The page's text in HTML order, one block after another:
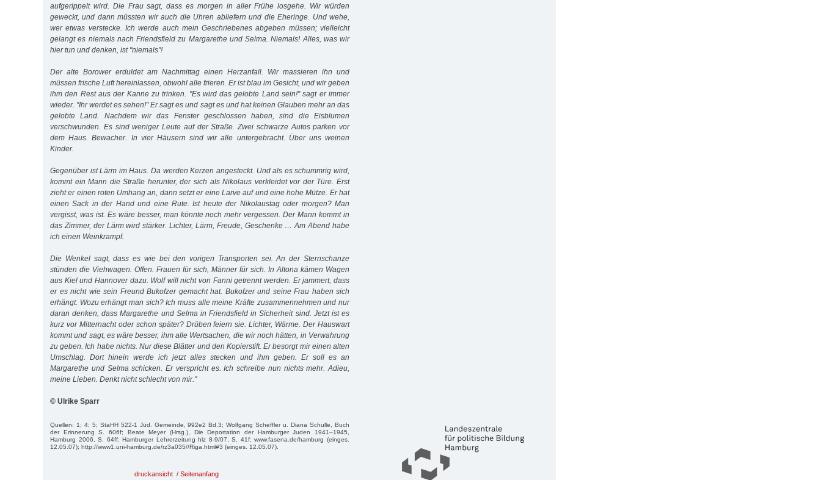
aufgerippelt wird. Die Frau sagt, dass es morgen in aller Frühe losgehe. Wir würden
geweckt, und dann müssten wir auch die Uhren abliefern und die Eheringe. Und wehe,
wer etwas verstecke. Ich werde auch mein Geschriebenes abgeben müssen; vielleicht
gelangt es niemals nach Friendsfield zu Margarethe und Selma. Niemals! Alles, was wir
hier tun und denken, ist "niemals"!
Der alte Borower erduldet am Nachmittag einen Herzanfall. Wir massieren ihn und
müssen frische Luft hereinlassen, obwohl alle frieren. Er ist blau im Gesicht, und wir geben
ihm den Rest aus der Kanne zu trinken. "Es wird das gelobte Land sein!" sagt er immer
wieder. "Ihr werdet es sehen!" Er sagt es und sagt es und hat keinen Glauben mehr an das
gelobte Land. Nachdem wir das Fenster geschlossen haben, sind die Eisblumen
verschwunden. Es sind weniger Leute auf der Straße. Zwei schwarze Autos parken vor
dem Haus. Bewacher. In vier Häusern sind wir alle untergebracht. Über uns weinen
Kinder.
Gegenüber ist Lärm im Haus. Da werden Kerzen angesteckt. Und als es schummrig wird,
kommt ein Mann die Straße herunter, der sich als Nikolaus verkleidet vor der Türe. Erst
zieht er einen roten Umhang an, dann setzt er eine Larve auf und eine hohe Mütze. Er hat
einen Sack in der Hand und eine Rute. Ist heute der Nikolaustag oder morgen? Man
vergisst, was ist. Es wäre besser, man könnte noch mehr vergessen. Der Mann kommt in
das Zimmer, der Lärm wird stärker. Lichter, Lärm, Freude, Geschenke … Am Abend habe
ich einen Weinkrampf.
Die Wenkel sagt, dass es wie bei den vorigen Transporten sei. An der Sternschanze
stünden die Viehwagen. Offen. Frauen für sich, Männer für sich. In Altona kämen Wagen
aus Kiel und Hannover dazu. Wolf will nicht von Fanni getrennt werden. Er jammert, dass
er es nicht wie sein Freund Bukofzer gemacht hat. Bukofzer und seine Frau haben sich
erhängt. Wozu erhängt man sich? Ich muss alle meine Kräfte zusammennehmen und nur
daran denken, dass Margarethe und Selma in Friendsfield in Sicherheit sind. Jetzt ist es
kurz vor Mitternacht oder schon später? Drüben feiern sie. Lichter, Wärme. Der Hauswart
kommt und sagt, es wäre besser, ihm alle Wertsachen, die wir noch hätten, in Verwahrung
zu geben. Ich habe nichts. Nur diese Blätter und den Kopierstift. Er besorgt mir einen alten
Umschlag. Dort hinein werde ich jetzt alles stecken und ihm geben. Er soll es an
Margarethe und Selma schicken. Er verspricht es. Ich schreibe nun nichts mehr. Adieu,
meine Lieben. Denkt nicht schlecht von mir."
© Ulrike Sparr
Quellen: 1; 4; 5; StaHH 522-1 Jüd. Gemeinde, 992e2 Bd.3; Wolfgang Scheffler u. Diana Schulle, Buch
der Erinnerung S. 606f; Beate Meyer (Hrsg.), Die Deportation der Hamburger Juden 1941–1945,
Hamburg 2006, S. 64ff; Hamburger Lehrerzeitung hlz 8-9/07, S. 41f; www.fasena.de/hamburg (einges.
12.05.07); http://www1.uni-hamburg.de/rz3a035//Riga.html#3 (einges. 12.05.07).
druckansicht / Seitenanfang